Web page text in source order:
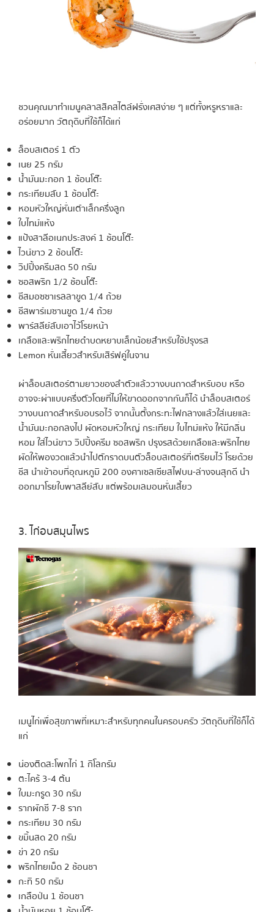
ชวนคุณมาทำเมนูคลาสสิคสไตล์ฝรั่งเศสง่าย ๆ แต่ทั้งหรูหราและ
อร่อยมาก วัตถุดิบที่ใช้ก็ได้แก่
ล็อบสเตอร์ 1 ตัว
เนย 25 กรัม
น้ำมันมะกอก 1 ช้อนโต๊ะ
กระเทียมสับ 1 ช้อนโต๊ะ
หอมหัวใหญ่หั่นเต๋าเล็กครึ่งลูก
ใบไทม์แห้ง
แป้งสาลีอเนกประสงค์ 1 ช้อนโต๊ะ
ไวน์ขาว 2 ช้อนโต๊ะ
วิปปิ้งครีมสด 50 กรัม
ซอสพริก 1/2 ช้อนโต๊ะ
ชีสมอซซาเรลลาขูด 1/4 ถ้วย
ชีสพาร์เมซานขูด 1/4 ถ้วย
พาร์สลีย์สับเอาไว้โรยหน้า
เกลือและพริกไทยดำบดหยาบเล็กน้อยสำหรับใช้ปรุงรส
Lemon หั่นเสี้ยวสำหรับเสิร์ฟคู่ในจาน
ผ่าล็อบสเตอร์ตามยาวของลำตัวแล้ววางบนถาดสำหรับอบ หรือ
อาจจะผ่าแบบครึ่งตัวโดยที่ไม่ให้ขาดออกจากกันก็ได้ นำล็อบสเตอร์
วางบนถาดสำหรับอบรอไว้ จากนั้นตั้งกระทะไฟกลางแล้วใส่เนยและ
น้ำมันมะกอกลงไป ผัดหอมหัวใหญ่ กระเทียม ใบไทม์แห้ง ให้มีกลิ่น
หอม ใส่ไวน์ขาว วิปปิ้งครีม ซอสพริก ปรุงรสด้วยเกลือและพริกไทย
ผัดให้พองวดแล้วนำไปตักราดบนตัวล็อบสเตอร์ที่เตรียมไว้ โรยด้วย
ชีส นำเข้าอบที่อุณหภูมิ 200 องศาเซลเซียสไฟบน-ล่างจนสุกดี นำ
ออกมาโรยใบพาสลีย์สับ แต่พร้อมเลมอนหั่นเสี้ยว
3. ไก่อบสมุนไพร
เมนูไก่เพื่อสุขภาพที่เหมาะสำหรับทุกคนในครอบครัว วัตถุดิบที่ใช้ก็ได้
แก่
น่องติดสะโพกไก่ 1 กิโลกรัม
ตะไคร้ 3-4 ต้น
ใบมะกรูด 30 กรัม
รากผักชี 7-8 ราก
กระเทียม 30 กรัม
ขมิ้นสด 20 กรัม
ข่า 20 กรัม
พริกไทยเม็ด 2 ช้อนชา
กะทิ 50 กรัม
เกลือป่น 1 ช้อนชา